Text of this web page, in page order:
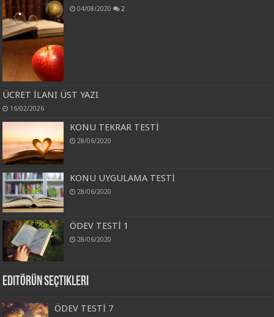
04/08/2020 2
ÜCRET İLANI ÜST YAZI
16/02/2026
KONU TEKRAR TESTİ
28/06/2020
KONU UYGULAMA TESTİ
28/06/2020
ÖDEV TESTİ 1
28/06/2020
Editörün Seçtikleri
ÖDEV TESTİ 7